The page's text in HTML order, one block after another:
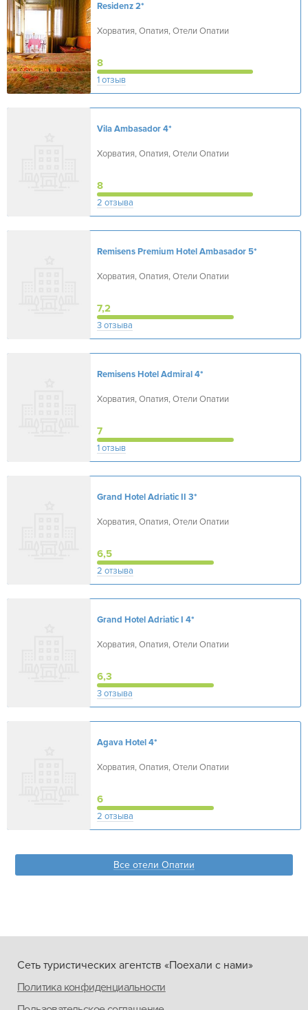
Residenz2*
Хорватия, Опатия, Отели Опатии
8
1 отзыв
Vila Ambasador4*
Хорватия, Опатия, Отели Опатии
8
2 отзыва
Remisens Premium Hotel Ambasador5*
Хорватия, Опатия, Отели Опатии
7,2
3 отзыва
Remisens Hotel Admiral4*
Хорватия, Опатия, Отели Опатии
7
1 отзыв
Grand Hotel Adriatic II 3*
Хорватия, Опатия, Отели Опатии
6,5
2 отзыва
Grand Hotel Adriatic I 4*
Хорватия, Опатия, Отели Опатии
6,3
3 отзыва
Agava Hotel4*
Хорватия, Опатия, Отели Опатии
6
2 отзыва
Все отели Опатии
Сеть туристических агентств «Поехали с нами»
Политика конфиденциальности